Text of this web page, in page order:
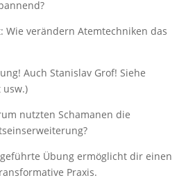
Wie verändern Atemtechniken das
Auch Stanislav Grof! Siehe
usw.)
nutzten Schamanen die
Übung ermöglicht dir einen
Praxis.